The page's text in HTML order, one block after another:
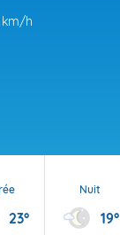
km/h
23°
Nuit
19°